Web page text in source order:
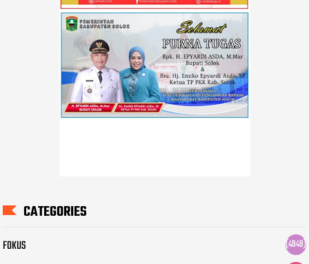
CATEGORIES
FOKUS (4949)